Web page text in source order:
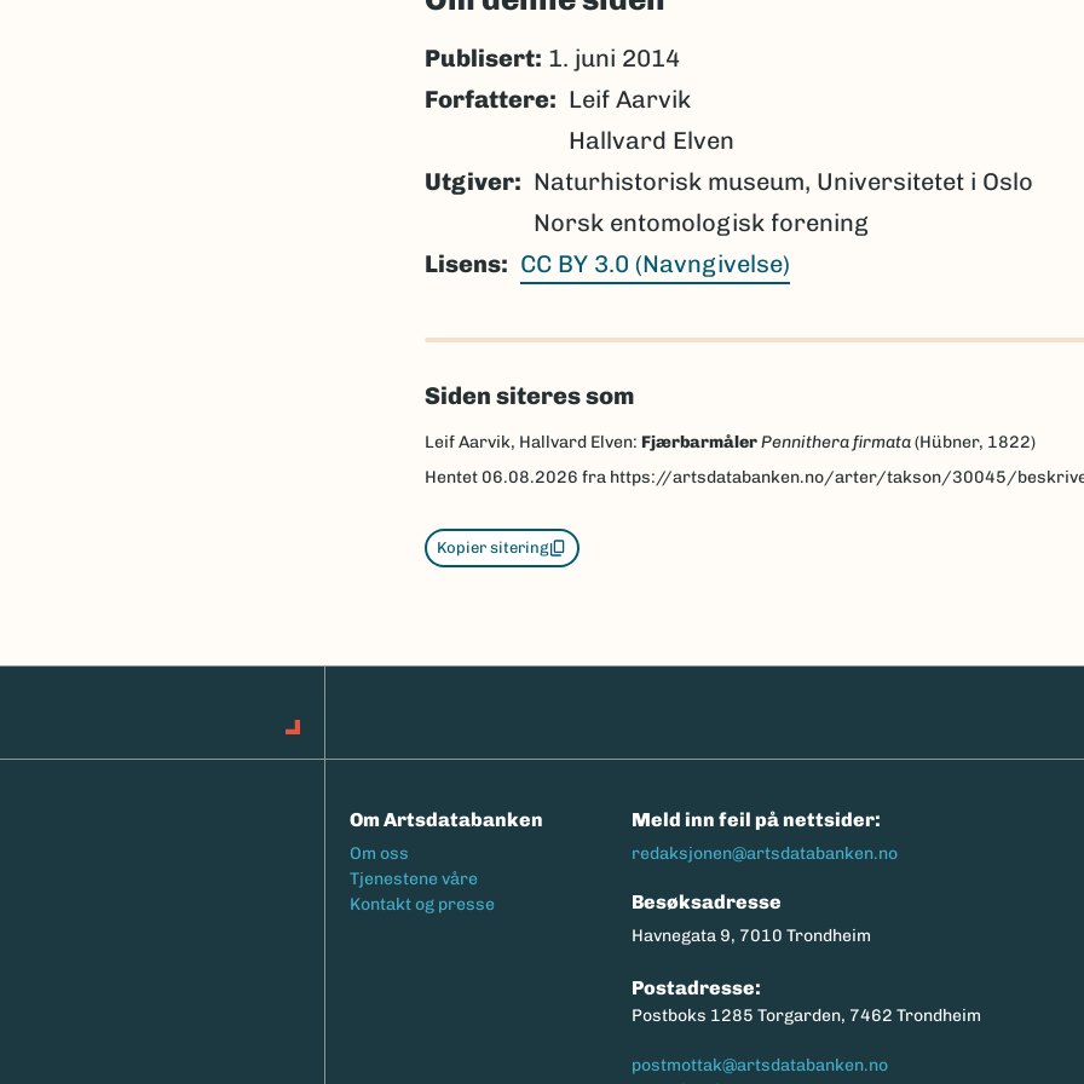
Publisert: 1. juni 2014
Forfattere
Leif Aarvik
Hallvard Elven
Utgiver
Naturhistorisk museum, Universitetet i Oslo
Norsk entomologisk forening
Lisens
CC BY 3.0 (Navngivelse)
Siden siteres som
Leif Aarvik, Hallvard Elven: FjærbarmålerPennithera firmata(Hübner, 1822)
Hentet 06.08.2026 fra https://artsdatabanken.no/arter/takson/30045/
Kopier sitering
Om Artsdatabanken
Footermeny
Om oss
Tjenestene våre
Kontakt og presse
Meld inn feil på nettsider:
redaksjonen@artsdatabanken.no
Besøksadresse
Havnegata 9, 7010 Trondheim
Postadresse:
Postboks 1285 Torgarden, 7462 Trondheim
postmottak@artsdatabanken.no